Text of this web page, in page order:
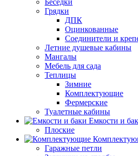
Беседки
Грядки
ДПК
Оцинкованные
Соединители и
Летние душевые кабины
Мангалы
Мебель для сада
Теплицы
Зимние
Комплектующие
Фермерские
Туалетные кабины
Емкости и
Плоские
Гаражные петли